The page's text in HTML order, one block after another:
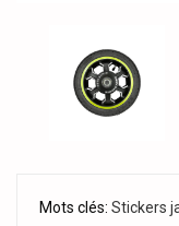
Mots clés: Stickers